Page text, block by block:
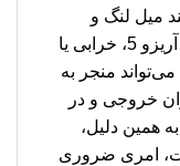
میل لنگ و
شاتون جلوگیری می‌کنند. در خودروی آریزو 5، خرابی یا
منجر به
خروجی و در
همین دلیل،
امری ضروری